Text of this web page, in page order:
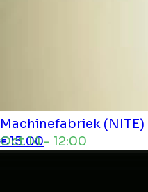
Machinefabriek (NITE)
Oct 14 - 12:00
€15.00